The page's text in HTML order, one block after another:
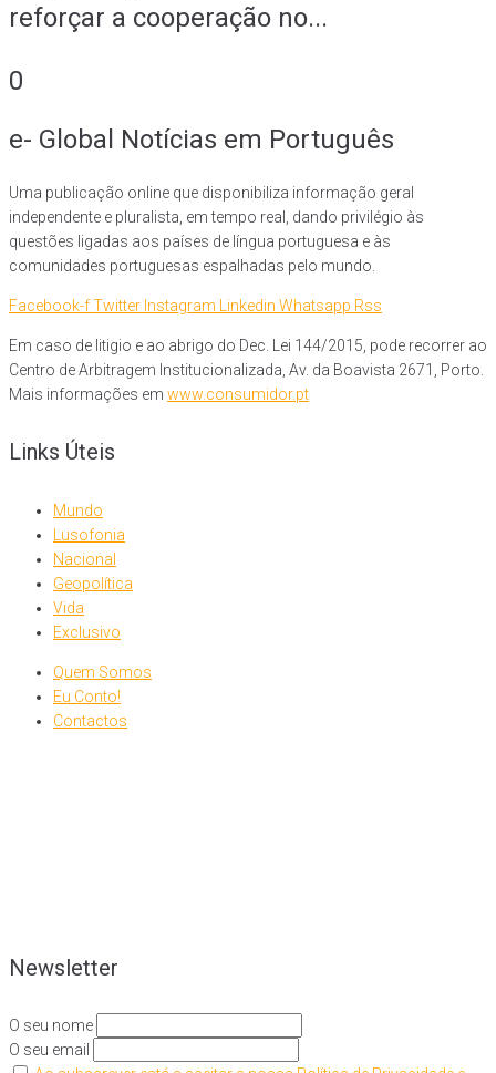
reforçar a cooperação no...
0
e- Global Notícias em Português
Uma publicação online que disponibiliza informação geral
independente e pluralista, em tempo real, dando privilégio às
questões ligadas aos países de língua portuguesa e às
comunidades portuguesas espalhadas pelo mundo.
Facebook-fTwitter Instagram Linkedin Whatsapp Rss
Em caso de litigio e ao abrigo do Dec. Lei 144/2015, pode recorrer ao
Centro de Arbitragem Institucionalizada, Av. da Boavista 2671, Porto.
Mais informações em www.consumidor.pt
Links Úteis
Mundo
Lusofonia
Nacional
Geopolítica
Vida
Exclusivo
Quem Somos
Eu Conto!
Contactos
Newsletter
O seu nome
O seu email